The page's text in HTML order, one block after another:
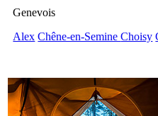
Genevois
Alex Chêne-en-SemineChoisy